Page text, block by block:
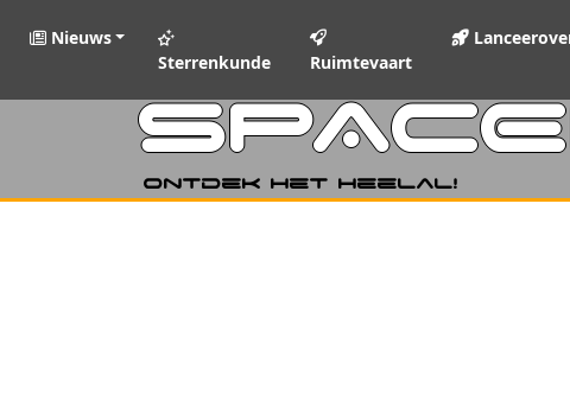
Nieuws
Sterrenkunde
Ruimtevaart
Ontdek het heelal!